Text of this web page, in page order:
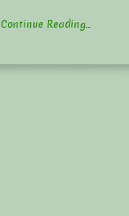
Continue Reading...